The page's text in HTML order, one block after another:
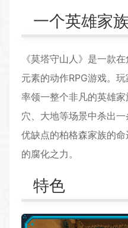
一个英雄家
《莫塔守山人》是一款
元素的动作RPG游戏。
率领一整个非凡的英雄
穴、大地等场景中杀出
优缺点的柏格森家族的
的腐化之力。
特色